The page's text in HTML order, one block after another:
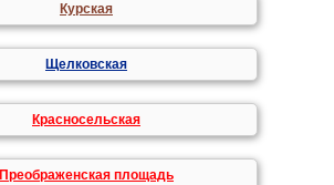
Курская
Щелковская
Красносельская
Преображенская площадь